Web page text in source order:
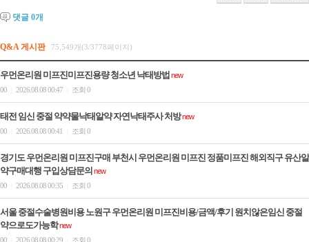
댓글 0개
Q&A 게시판 75,549개(3/3778페이지)
우먼온리원 미프진미프진용량 청소년 낙­태방법 new
00
2026.08.08 00:47 조회 0
태전 임신 중절 약약물낙­태알약 자연낙­태주사 처방new
00
2026.08.08 00:41 조회 0
경기도 우먼온리원 미프진구매 부천시 우먼온리원 미프진 정품미프진 해외직구 유산알
약구매대행 구입상담문의 new
00
2026.08.08 00:35 조회 0
서울 중절수술병원비용 노원구 우먼온리원 미프진비용/금액/후기 원치않은임신 중절
약으로도가능학new
00
2026.08.08 00:29 조회 0